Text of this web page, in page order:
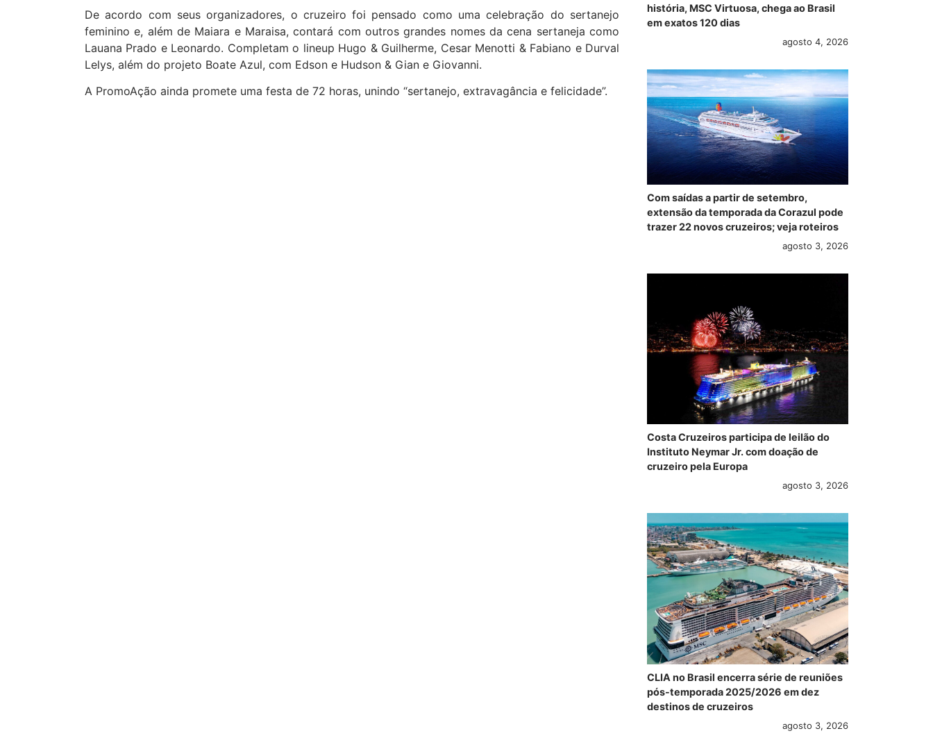
De acordo com seus organizadores, o cruzeiro foi pensado como uma celebração do sertanejo
feminino e, além de Maiara e Maraisa, contará com outros grandes nomes da cena sertaneja como
Lauana Prado e Leonardo. Completam o lineup Hugo & Guilherme, Cesar Menotti & Fabiano e Durval
Lelys, além do projeto Boate Azul, com Edson e Hudson & Gian e Giovanni.
A PromoAção ainda promete uma festa de 72 horas, unindo “sertanejo, extravagância e felicidade”.
história, MSC Virtuosa, chega ao Brasil
em exatos 120 dias
agosto 4, 2026
Com saídas a partir de setembro,
extensão da temporada da Corazul pode
trazer 22 novos cruzeiros; veja roteiros
agosto 3, 2026
Costa Cruzeiros participa de leilão do
Instituto Neymar Jr. com doação de
cruzeiro pela Europa
agosto 3, 2026
CLIA no Brasil encerra série de reuniões
pós-temporada 2025/2026 em dez
destinos de cruzeiros
agosto 3, 2026